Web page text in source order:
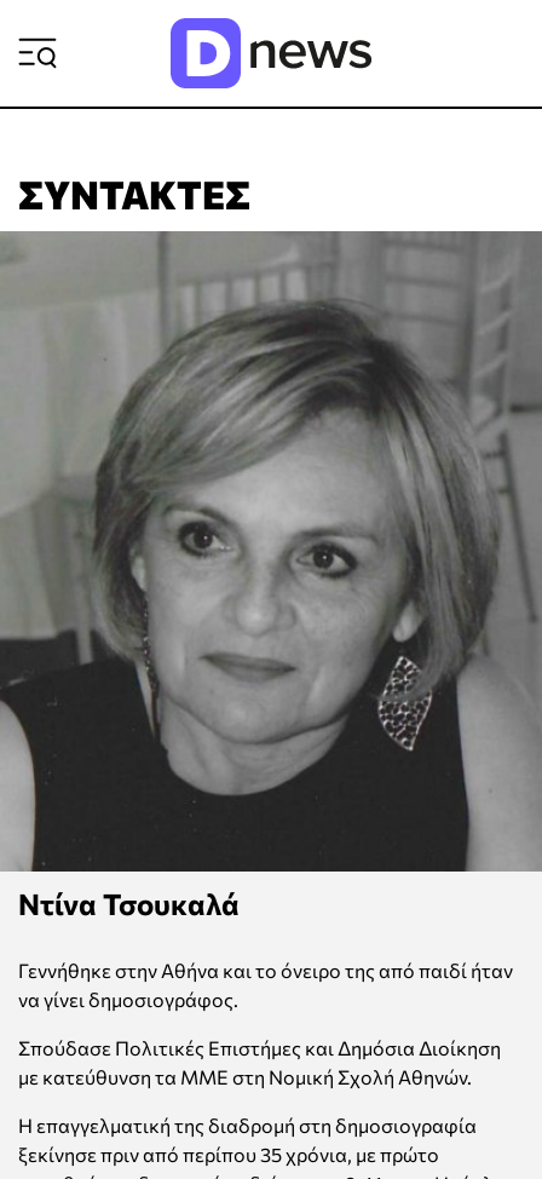
ΣΥΝΤΆΚΤΕΣ
Ντίνα Τσουκαλά
Γεννήθηκε στην Αθήνα και το όνειρο της από παιδί ήταν
να γίνει δημοσιογράφος.
Σπούδασε Πολιτικές Επιστήμες και Δημόσια Διοίκηση
με κατεύθυνση τα ΜΜΕ στη Νομική Σχολή Αθηνών.
Η επαγγελματική της διαδρομή στη δημοσιογραφία
ξεκίνησε πριν από περίπου 35 χρόνια, με πρώτο